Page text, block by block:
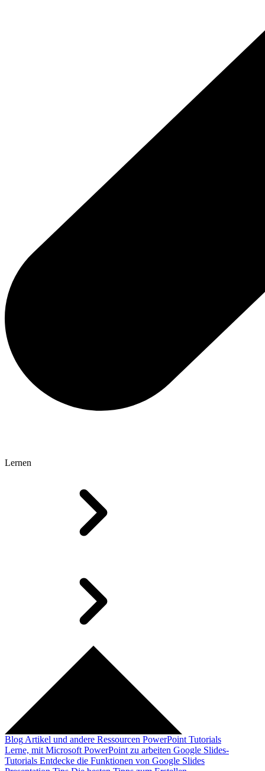
Lernen
Blog Artikel und andere Ressourcen PowerPoint Tutorials
Lerne, mit Microsoft PowerPoint zu arbeiten Google Slides-
Tutorials Entdecke die Funktionen von Google Slides